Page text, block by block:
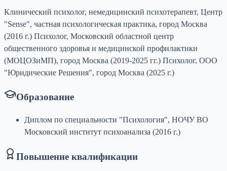
Клинический психолог, немедицинский психотерапевт, Центр
"Sense", частная психологическая практика, город Москва
(2016 г.) Психолог, Московский областной центр
общественного здоровья и медицинской профилактики
(МОЦОЗиМП), город Москва (2019-2025 гг.) Психолог, ООО
"Юридические Решения", город Москва (2025 г.)
Образование
Диплом по специальности "Психология", НОЧУ ВО
Московский институт психоанализа (2016 г.)
Повышение квалификации